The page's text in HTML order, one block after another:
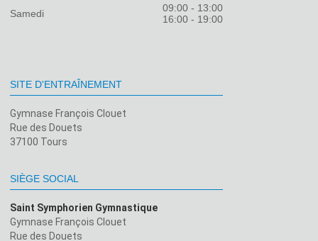
Samedi
09:00 - 13:00
16:00 - 19:00
SITE D'ENTRAÎNEMENT
Gymnase François Clouet
Rue des Douets
37100 Tours
SIÈGE SOCIAL
Saint Symphorien Gymnastique
Gymnase François Clouet
Rue des Douets